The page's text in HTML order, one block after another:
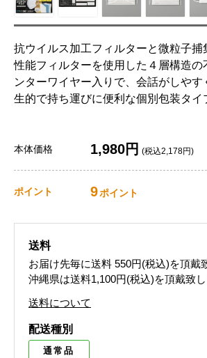
抗ウイルス加工フィルターと微粒子捕
性能フィルターを使用した４層構造の
ンターワイヤー入りで、会話がしや
生的で持ち運びに便利な個別包装タイ
本体価格 1,980円 (税込2,178円)
ポイント 9ポイント
送料
お届け先毎に送料 550円(税込)を頂戴
沖縄県は送料1,100円(税込)を頂戴致し
送料について
配送種別
通常品